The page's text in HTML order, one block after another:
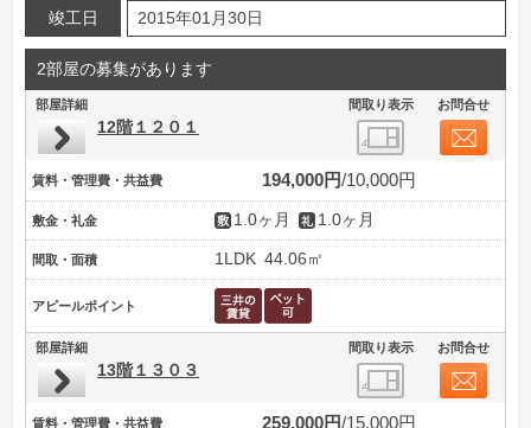
竣工日
2015年01月30日
2部屋の募集があります
部屋詳細 間取り表示 お問合せ
12階１２０１
賃料・管理費・共益費 194,000円 10,000円
敷金・礼金 1.0ヶ月 1.0ヶ月
間取・面積 1LDK 44.06㎡
アピールポイント
部屋詳細 間取り表示 お問合せ
13階１３０３
賃料・管理費・共益費 259,000円 15,000円